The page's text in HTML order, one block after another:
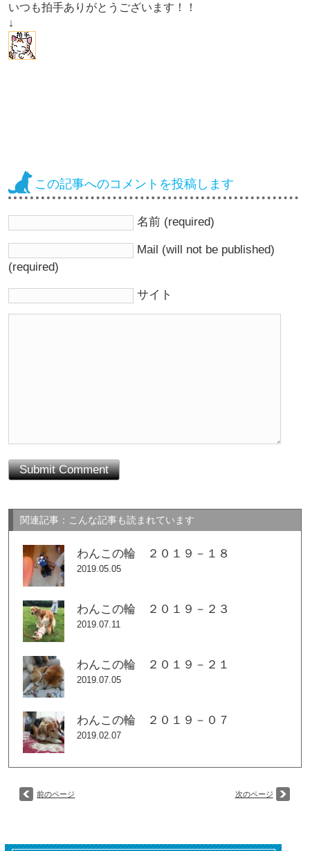
いつも拍手ありがとうございます！！
↓
この記事へのコメントを投稿します
名前 (required)
Mail (will not be published)
(required)
サイト
関連記事：こんな記事も読まれています
わんこの輪 ２０１９－１８
2019.05.05
わんこの輪 ２０１９－２３
2019.07.11
わんこの輪 ２０１９－２１
2019.07.05
わんこの輪 ２０１９－０７
2019.02.07
前のページ 次のページ